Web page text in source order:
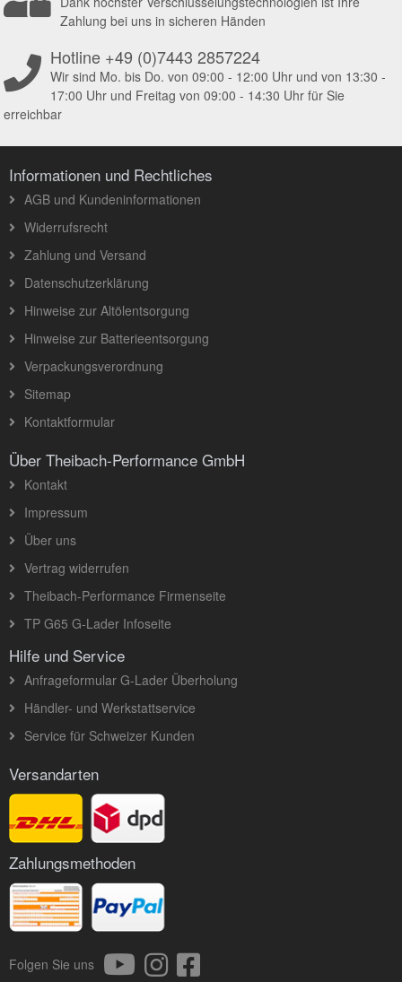
Zahlung bei uns in sicheren Händen
Hotline +49 (0)7443 2857224
Wir sind Mo. bis Do. von 09:00 - 12:00 Uhr und von 13:30 -
17:00 Uhr und Freitag von 09:00 - 14:30 Uhr für Sie
erreichbar
Informationen und Rechtliches
AGB und Kundeninformationen
Widerrufsrecht
Zahlung und Versand
Datenschutzerklärung
Hinweise zur Altölentsorgung
Hinweise zur Batterieentsorgung
Verpackungsverordnung
Sitemap
Kontaktformular
Über Theibach-Performance GmbH
Kontakt
Impressum
Über uns
Vertrag widerrufen
Theibach-Performance Firmenseite
TP G65 G-Lader Infoseite
Hilfe und Service
Anfrageformular G-Lader Überholung
Händler- und Werkstattservice
Service für Schweizer Kunden
Versandarten
Zahlungsmethoden
Folgen Sie uns